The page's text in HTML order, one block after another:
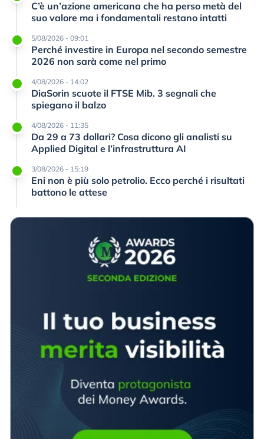
C’è un’azione americana che ha perso metà del
suo valore ma i fondamentali restano intatti
5/08/2026 - 09:01
Perché investire in Europa nel secondo semestre
2026 non sarà come nel primo
4/08/2026 - 14:02
DiaSorin scuote il FTSE Mib. 3 segnali che
spiegano il balzo
4/08/2026 - 11:35
Da 29 a 73 dollari? Cosa dicono gli analisti su
Applied Digital e l’infrastruttura AI
3/08/2026 - 15:19
Eni non è più solo petrolio. Ecco perché i risultati
battono le attese